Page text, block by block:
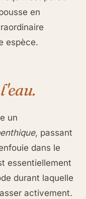
en
espèce.
un
, passant
dans le
essentiellement
durant laquelle
activement.